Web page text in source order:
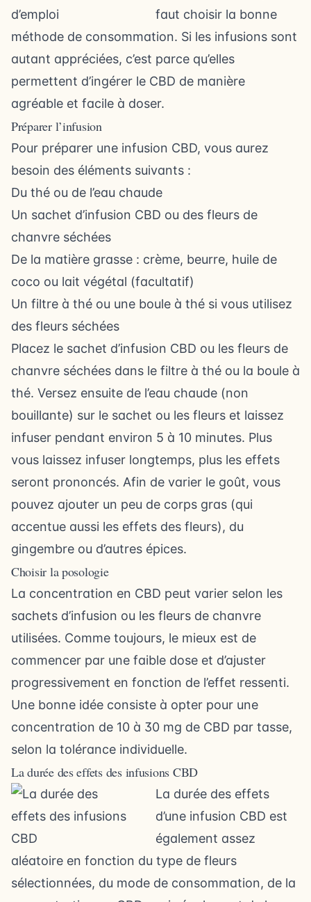
faut choisir la bonne
méthode de consommation. Si les infusions sont
autant appréciées, c’est parce qu’elles
permettent d’ingérer le CBD de manière
agréable et facile à doser.
Préparer l’infusion
Pour préparer une infusion CBD, vous aurez
besoin des éléments suivants :
Du thé ou de l’eau chaude
Un sachet d’infusion CBD ou des fleurs de
chanvre séchées
De la matière grasse : crème, beurre, huile de
coco ou lait végétal (facultatif)
Un filtre à thé ou une boule à thé si vous utilisez
des fleurs séchées
Placez le sachet d’infusion CBD ou les fleurs de
chanvre séchées dans le filtre à thé ou la boule à
thé. Versez ensuite de l’eau chaude (non
bouillante) sur le sachet ou les fleurs et laissez
infuser pendant environ 5 à 10 minutes. Plus
vous laissez infuser longtemps, plus les effets
seront prononcés. Afin de varier le goût, vous
pouvez ajouter un peu de corps gras (qui
accentue aussi les effets des fleurs), du
gingembre ou d’autres épices.
Choisir la posologie
La concentration en CBD peut varier selon les
sachets d’infusion ou les fleurs de chanvre
utilisées. Comme toujours, le mieux est de
commencer par une faible dose et d’ajuster
progressivement en fonction de l’effet ressenti.
Une bonne idée consiste à opter pour une
concentration de 10 à 30 mg de CBD par tasse,
selon la tolérance individuelle.
La durée des effets des infusions CBD
La durée des effets
d’une infusion CBD est
également assez
aléatoire en fonction du type de fleurs
sélectionnées, du mode de consommation, de la